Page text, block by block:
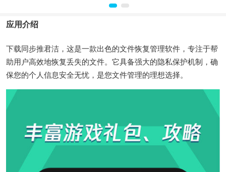
应用介绍
下载同步推君洁，这是一款出色的文件恢复管理软件，专注于帮
助用户高效地恢复丢失的文件。它具备强大的隐私保护机制，确
保您的个人信息安全无忧，是您文件管理的理想选择。